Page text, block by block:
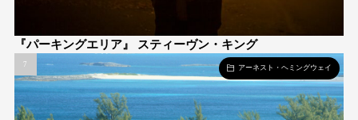
『パーキングエリア』 スティーヴン・キング
アーネスト・ヘミングウェイ